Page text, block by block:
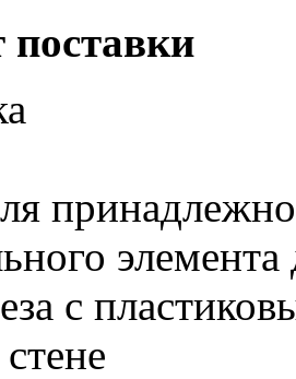
элемента
с